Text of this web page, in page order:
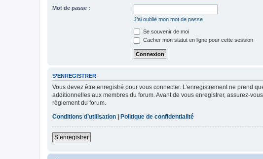
Mot de passe :
J’ai oublié mon mot de passe
Se souvenir de moi
Cacher mon statut en ligne pour cette session
S’ENREGISTRER
Vous devez être enregistré pour vous connecter. L’enregistrement ne prend
additionnelles aux membres du forum. Avant de vous enregistrer, assurez-
règlement du forum.
Conditions d’utilisation
Politique de confidentialité
S’enregistrer